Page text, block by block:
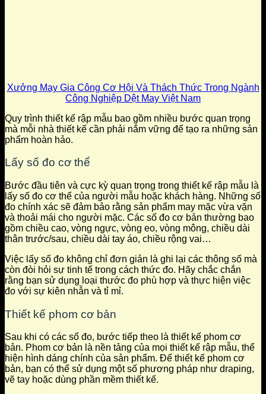
Xưởng May Gia Công Cơ Hội Và Thách Thức Trong Ngành
Công Nghiệp Dệt May Việt Nam
Quy trình thiết kế rập mẫu bao gồm nhiều bước quan trọng
mà mỗi nhà thiết kế cần phải nắm vững để tạo ra những sản
phẩm hoàn hảo.
Lấy số đo cơ thể
Bước đầu tiên và cực kỳ quan trọng trong thiết kế rập mẫu là
lấy số đo cơ thể của người mẫu hoặc khách hàng. Những số
đo chính xác sẽ đảm bảo rằng sản phẩm may mặc vừa vặn
và thoải mái cho người mặc. Các số đo cơ bản thường bao
gồm chiều cao, vòng ngực, vòng eo, vòng mông, chiều dài
thân trước/sau, chiều dài tay áo, chiều rộng vai…
Việc lấy số đo không chỉ đơn giản là ghi lại các thông số mà
còn đòi hỏi sự tinh tế trong cách thức đo. Hãy chắc chắn
rằng bạn sử dụng loại thước đo phù hợp và thực hiện việc
đo với sự kiên nhẫn và tỉ mỉ.
Thiết kế phom cơ bản
Sau khi có các số đo, bước tiếp theo là thiết kế phom cơ
bản. Phom cơ bản là nền tảng của mọi thiết kế rập mẫu, thể
hiện hình dáng chính của sản phẩm. Để thiết kế phom cơ
bản, bạn có thể sử dụng một số phương pháp như draping,
vẽ tay hoặc dùng phần mềm thiết kế.